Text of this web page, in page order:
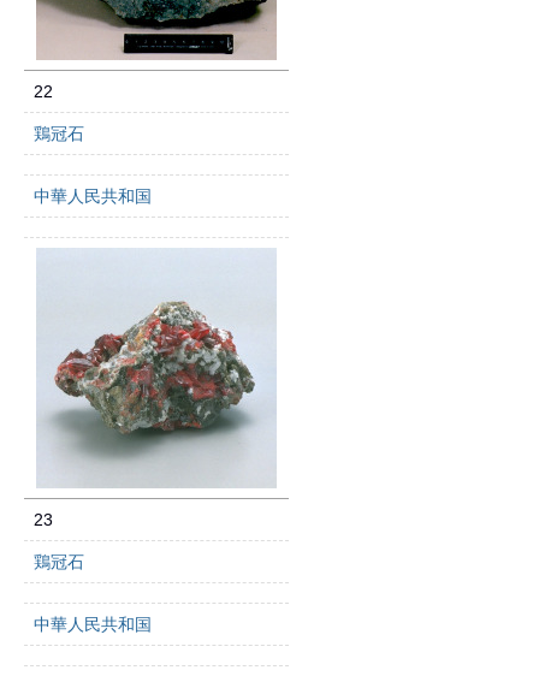
22
鶏冠石
中華人民共和国
23
鶏冠石
中華人民共和国